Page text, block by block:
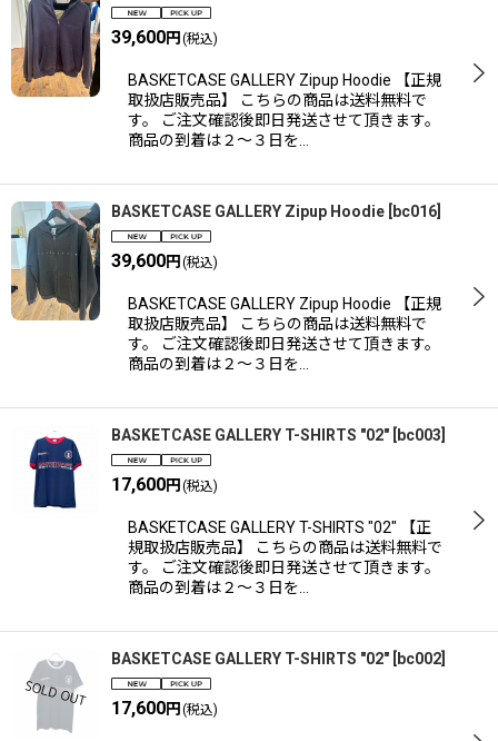
39,600円 (税込)
BASKETCASE GALLERY Zipup Hoodie 【正規
取扱店販売品】 こちらの商品は送料無料で
す。 ご注文確認後即日発送させて頂きます。
商品の到着は２〜３日を…
BASKETCASE GALLERY Zipup Hoodie bc016
39,600円 (税込)
BASKETCASE GALLERY Zipup Hoodie 【正規
取扱店販売品】 こちらの商品は送料無料で
す。 ご注文確認後即日発送させて頂きます。
商品の到着は２〜３日を…
BASKETCASE GALLERY T-SHIRTS "02" bc003
17,600円 (税込)
BASKETCASE GALLERY T-SHIRTS "02" 【正
規取扱店販売品】 こちらの商品は送料無料で
す。 ご注文確認後即日発送させて頂きます。
商品の到着は２〜３日を…
BASKETCASE GALLERY T-SHIRTS "02" bc002
17,600円 (税込)